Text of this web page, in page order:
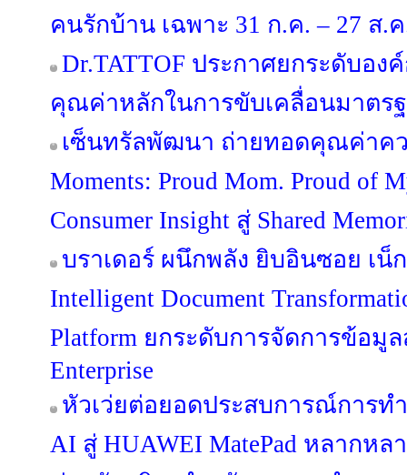
คนรักบ้าน เฉพาะ 31 ก.ค. – 27 ส.
Dr.TATTOF ประกาศยกระดับอง
คุณค่าหลักในการขับเคลื่อนมาตร
เซ็นทรัลพัฒนา ถ่ายทอดคุณค่าค
Moments: Proud Mom. Proud of
Consumer Insight สู่ Shared
บราเดอร์ ผนึกพลัง ยิบอินซอย เน็
Intelligent Document
Platform ยกระดับการจัดการข้อมู
Enterprise
หัวเว่ยต่อยอดประสบการณ์การท
AI สู่ HUAWEI MatePad หลากห